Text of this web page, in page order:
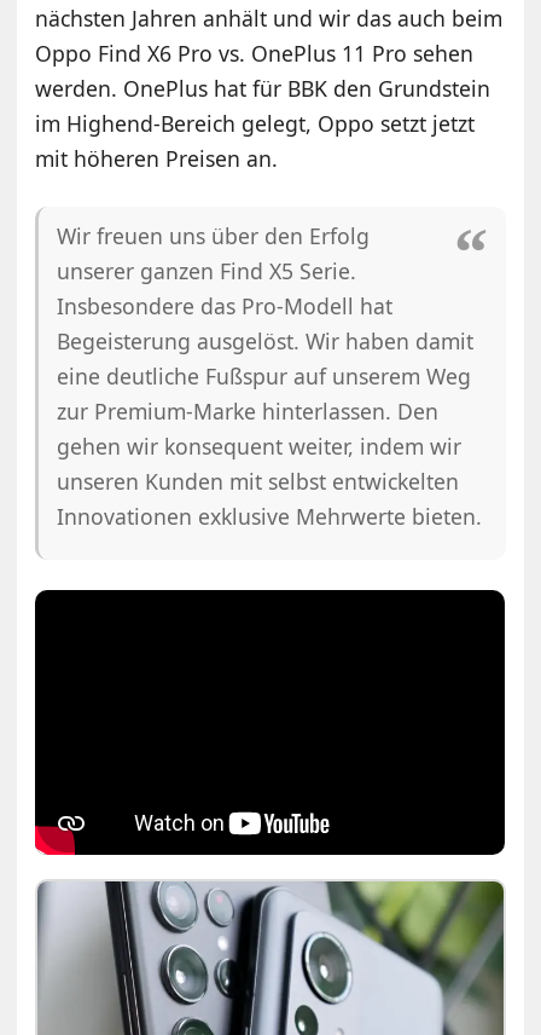
nächsten Jahren anhält und wir das auch beim
Oppo Find X6 Pro vs. OnePlus 11 Pro sehen
werden. OnePlus hat für BBK den Grundstein
im Highend-Bereich gelegt, Oppo setzt jetzt
mit höheren Preisen an.
Wir freuen uns über den Erfolg
unserer ganzen Find X5 Serie.
Insbesondere das Pro-Modell hat
Begeisterung ausgelöst. Wir haben damit
eine deutliche Fußspur auf unserem Weg
zur Premium-Marke hinterlassen. Den
gehen wir konsequent weiter, indem wir
unseren Kunden mit selbst entwickelten
Innovationen exklusive Mehrwerte bieten.